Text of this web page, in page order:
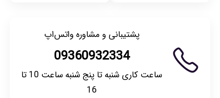
پشتیبانی و مشاوره واتس‌اپ
09360932334
ساعت کاری شنبه تا پنج شنبه ساعت 10 تا
16